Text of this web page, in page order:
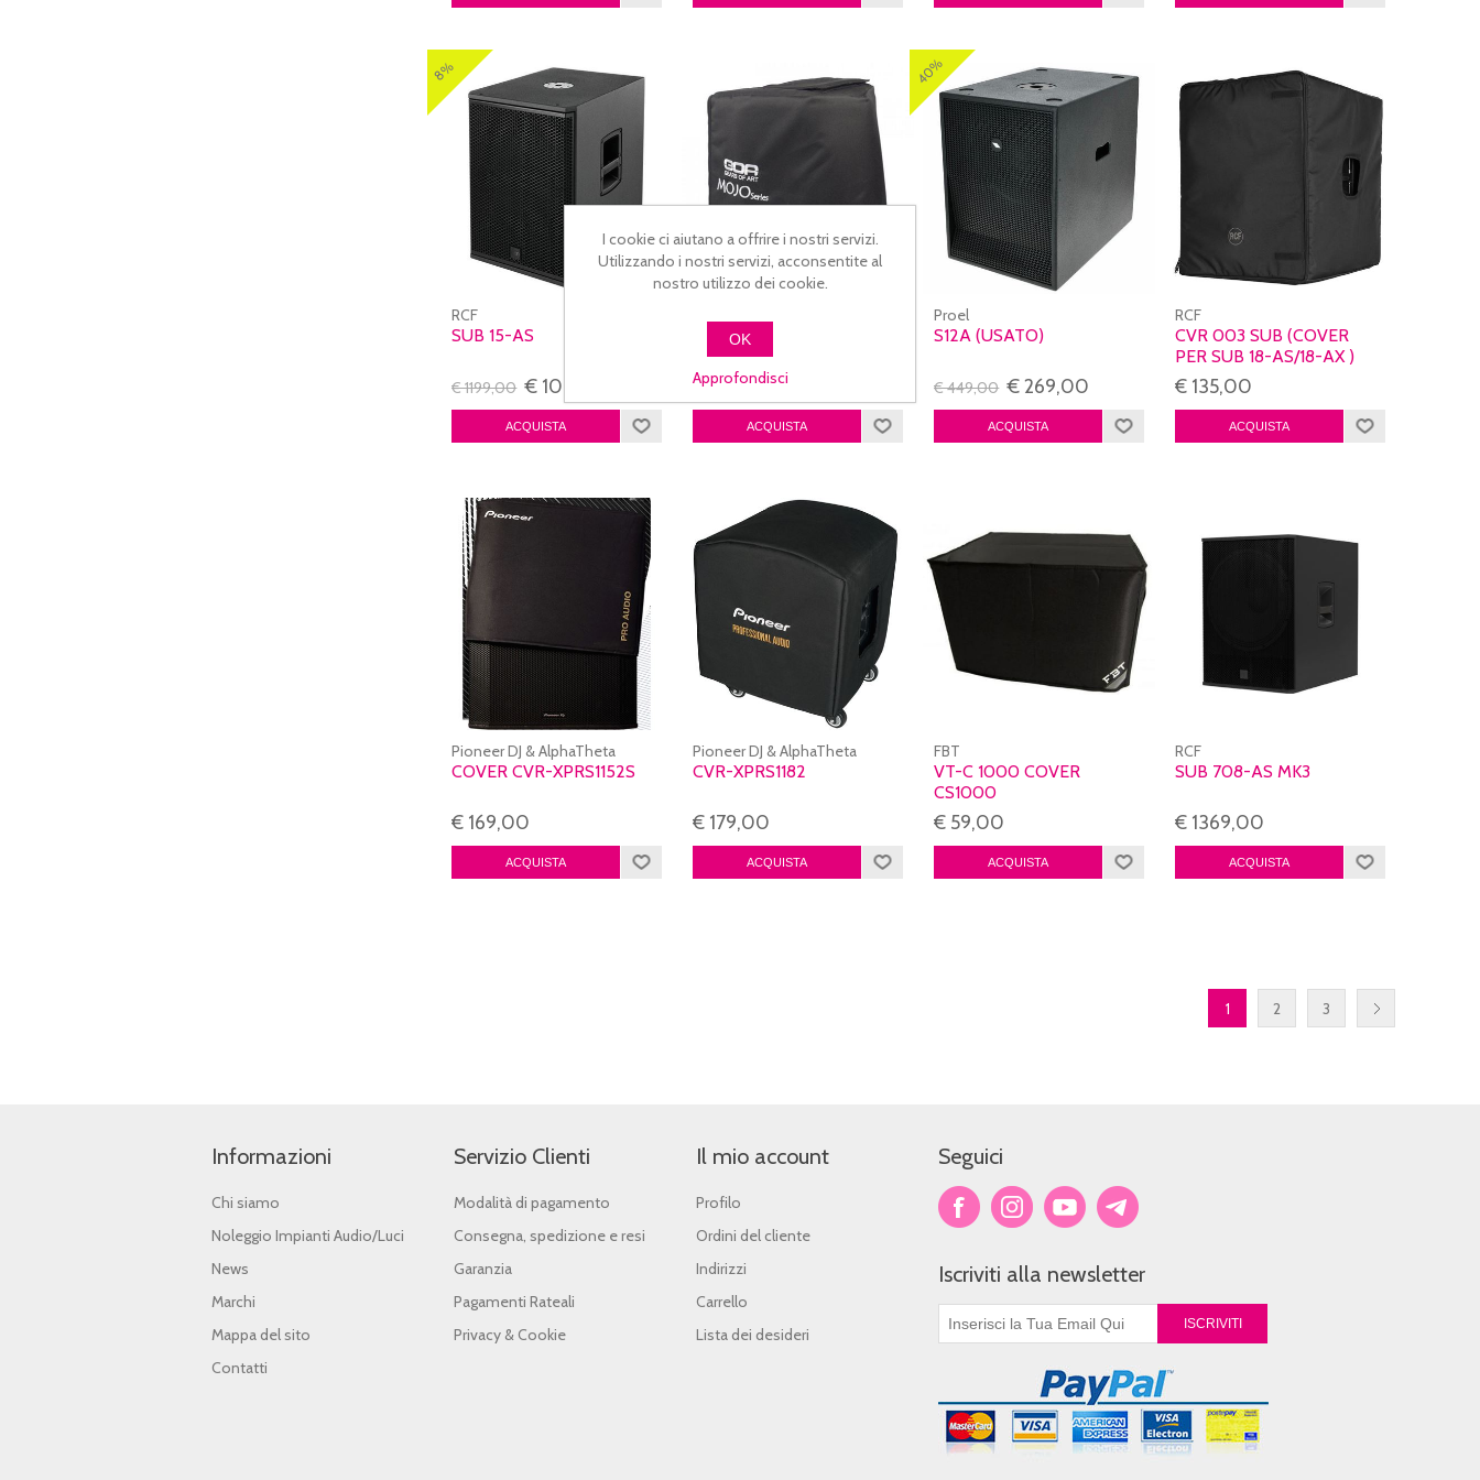
8%
RCF
SUB 15-AS
€ 1199,00 € 1099,00
COVER COV-
MOJO500LINE
€ 75,00
40%
Proel
S12A (USATO)
€ 449,00 € 269,00
RCF
CVR 003 SUB (COVER
PER SUB 18-AS/18-AX )
€ 135,00
Pioneer DJ & AlphaTheta
COVER CVR-XPRS1152S
€ 169,00
Pioneer DJ & AlphaTheta
CVR-XPRS1182
€ 179,00
FBT
VT-C 1000 COVER
CS1000
€ 59,00
RCF
SUB 708-AS MK3
€ 1369,00
1 2 3
Informazioni
Chi siamo
Noleggio Impianti Audio/Luci
News
Marchi
Mappa del sito
Contatti
Servizio Clienti
Modalità di pagamento
Consegna, spedizione e resi
Garanzia
Pagamenti Rateali
Privacy & Cookie
Il mio account
Profilo
Ordini del cliente
Indirizzi
Carrello
Lista dei desideri
Seguici
Iscriviti alla newsletter
I cookie ci aiutano a offrire i nostri servizi.
Utilizzando i nostri servizi, acconsentite al
nostro utilizzo dei cookie.
OK
Approfondisci